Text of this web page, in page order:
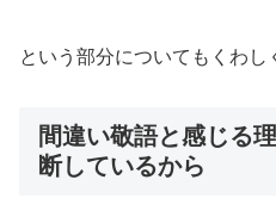
という部分についてもくわし
間違い敬語と感じる
断しているから